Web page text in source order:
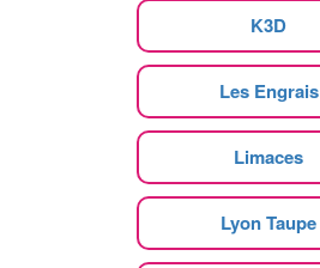
K3D
Les Engrais
Limaces
Lyon Taupe